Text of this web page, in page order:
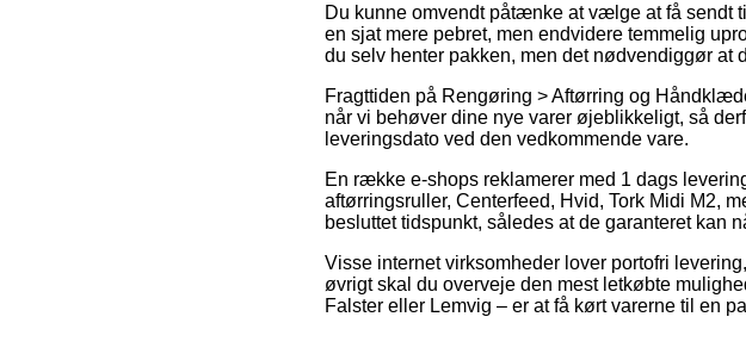
Du kunne omvendt påtænke at vælge at få sendt
en sjat mere pebret, men endvidere temmelig
du selv henter pakken, men det nødvendiggør
Fragttiden på Rengøring > Aftørring og
når vi behøver dine nye varer øjeblikkeligt, så
leveringsdato ved den vedkommende vare.
En række e-shops reklamerer med 1 dags
aftørringsruller, Centerfeed, Hvid, Tork Midi M2,
besluttet tidspunkt, således at de garanteret kan
Visse internet virksomheder lover portofri
øvrigt skal du overveje den mest letkøbte
Falster eller Lemvig – er at få kørt varerne til en